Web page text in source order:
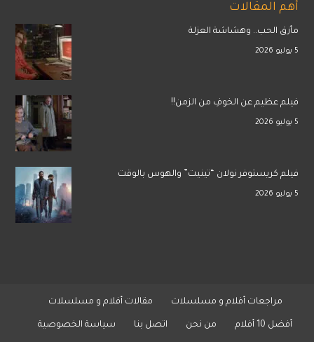
أهم المقالات
مأزق الحب.. وهشاشة العزلة
5 يوليو 2026
فيلم عظيم عن الخوفِ من الزمن!!
5 يوليو 2026
فيلم كريستوفر نولان “تينيت” والهوس بالوقت
5 يوليو 2026
مراجعات أفلام و مسلسلات مقالات أفلام و مسلسلات
أفضل 10 أفلام من نحن اتصل بنا سياسة الخصوصية